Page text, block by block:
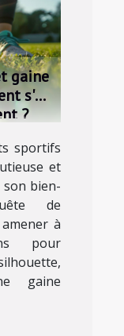
gaine
s'y
?
sportifs
et
bien-
de
à
pour
gaine